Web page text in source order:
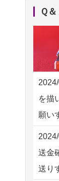
虎
千葉
神奈
神奈
です
供
き安
分け
ら、
や
説...
を描
願い
送金
送り